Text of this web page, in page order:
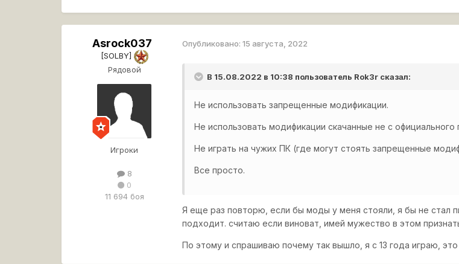
Asrock037
[SOLBY]
Рядовой
Игроки
8
0
11 694 боя
Опубликовано:15 августа, 2022
В 15.08.2022 в 10:38 пользователь Rok3r сказал:
Не использовать запрещенные модификации.
Не использовать модификации скачанные не с официального
Не играть на чужих ПК (где могут стоять запрещенные
Все просто.
Я еще раз повторю, если бы моды у меня стояли, я бы не стал
подходит. считаю если виноват, имей мужество в этом
По этому и спрашиваю почему так вышло, я с 13 года играю,